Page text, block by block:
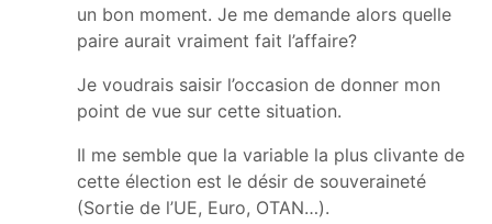
un bon moment. Je me demande alors quelle
paire aurait vraiment fait l’affaire?
Je voudrais saisir l’occasion de donner mon
point de vue sur cette situation.
Il me semble que la variable la plus clivante de
cette élection est le désir de souveraineté
(Sortie de l’UE, Euro, OTAN…).